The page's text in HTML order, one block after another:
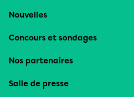
Nouvelles
Concours et sondages
Nos partenaires
Salle de presse